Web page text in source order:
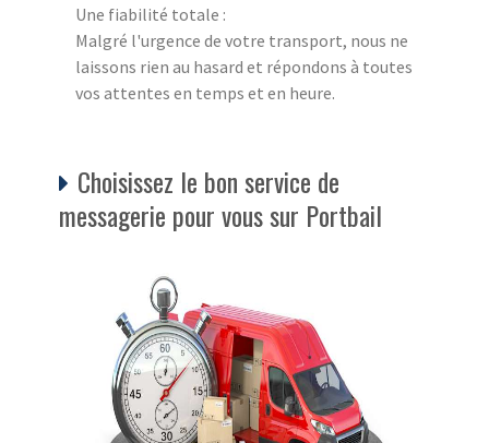
Une fiabilité totale :
Malgré l'urgence de votre transport, nous ne
laissons rien au hasard et répondons à toutes
vos attentes en temps et en heure.
Choisissez le bon service de
messagerie pour vous sur Portbail